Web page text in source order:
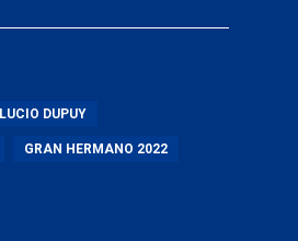
LUCIO DUPUY
GRAN HERMANO 2022